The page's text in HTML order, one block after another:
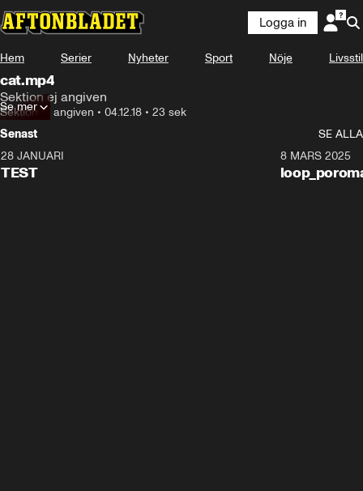
Logga in
Hem Serier Nyheter Sport Nöje Livsstil
cat.mp4
Sektion ej angiven
Sektion ej angiven • 04.12.18 • 23 sek
Se mer
Senast
SE ALLA
28 JANUARI
TEST
8 MARS 2025